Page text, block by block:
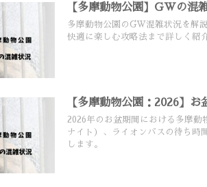
【多摩動物公園】GWの混
多摩動物公園のGW混雑状況を解
快適に楽しむ攻略法まで詳しく紹
【多摩動物公園：2026】
2026年のお盆期間における多摩
ナイト）、ライオンバスの待ち時
します。